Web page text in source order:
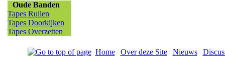
Oude Banden
Tapes Ruilen
Tapes Doorkijken
Tapes Overzetten
Home| Over deze Site| Nieuws|